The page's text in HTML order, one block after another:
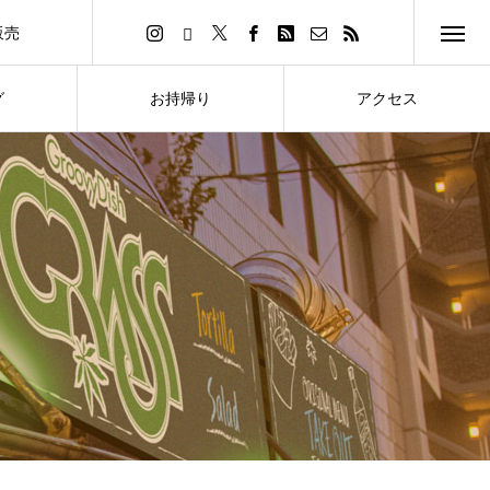
お持帰り アクセス
売